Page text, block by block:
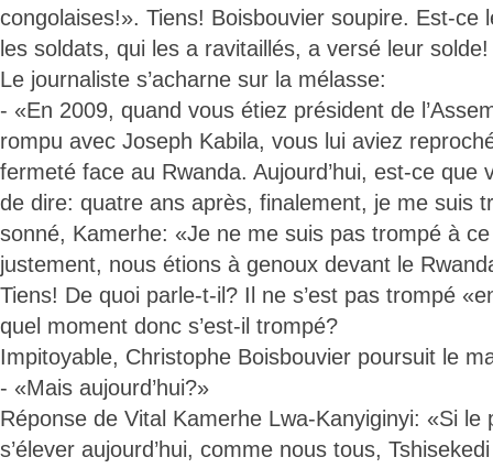
congolaises!». Tiens! Boisbouvier soupire. Est-ce
les soldats, qui les a ravitaillés, a versé leur solde!
Le journaliste s’acharne sur la mélasse:
- «En 2009, quand vous étiez président de
rompu avec Joseph Kabila, vous lui aviez
fermeté face au Rwanda. Aujourd’hui, est-ce que
de dire: quatre ans après, finalement, je me suis
sonné, Kamerhe: «Je ne me suis pas trompé à
justement, nous étions à genoux devant le
Tiens! De quoi parle-t-il? Il ne s’est pas trompé
quel moment donc s’est-il trompé?
Impitoyable, Christophe Boisbouvier poursuit le
- «Mais aujourd’hui?»
Réponse de Vital Kamerhe Lwa-Kanyiginyi: «Si le
s’élever aujourd’hui, comme nous tous,